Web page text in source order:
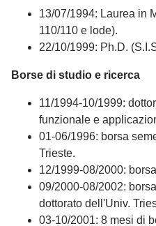
13/07/1994: Laurea in
110/110 e lode).
22/10/1999: Ph.D.
Borse di studio e ricerca
11/1994-10/1999:
funzionale e
01-06/1996: borsa
Trieste.
12/1999-08/2000:
09/2000-08/2002:
dottorato dell'Univ.
03-10/2001: 8 mesi di